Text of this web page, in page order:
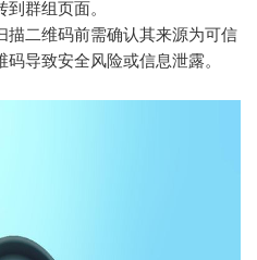
群组页面。
描二维码前需确认其来源为可信
导致安全风险或信息泄露。